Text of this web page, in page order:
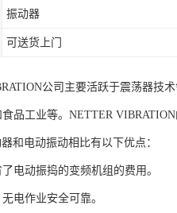
振动器
可送货上门
公司主要活跃于震荡器技
品工业等。NETTER
和电动振动相比有以下优点：
电动振捣的变频机组的费用。
电作业安全可靠。